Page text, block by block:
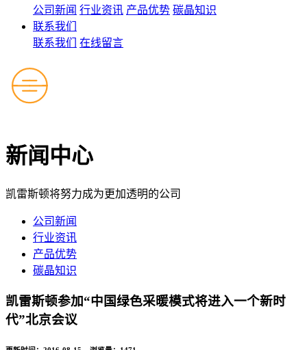
公司新闻 行业资讯 产品优势 碳晶知识
联系我们
联系我们
在线留言
新闻中心
凯雷斯顿将努力成为更加透明的公司
公司新闻
行业资讯
产品优势
碳晶知识
凯雷斯顿参加“中国绿色采暖模式将进入一个新时
代”北京会议